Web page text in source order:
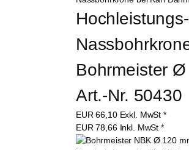
Hochleistungs-
Bohrmeister
Art.-Nr. 50430
EUR66,10 Exkl. MwSt *
EUR78,66 Inkl. MwSt *